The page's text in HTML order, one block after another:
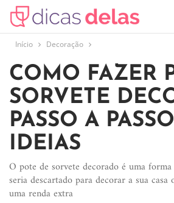
Início Decoração
COMO FAZER
SORVETE
PASSO A
IDEIAS
O pote de sorvete decorado é uma
seria descartado para decorar a sua casa
uma renda extra